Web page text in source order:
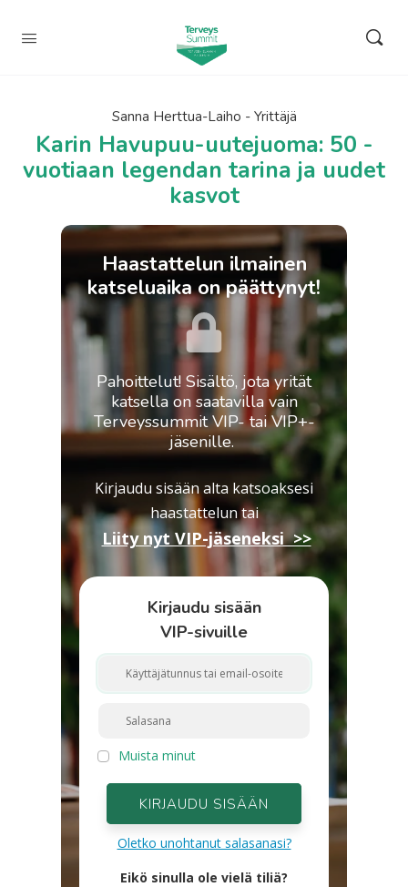
Sanna Herttua-Laiho - Yrittäjä
Karin Havupuu-uutejuoma: 50 -
vuotiaan legendan tarina ja uudet
kasvot
Haastattelun ilmainen
katseluaika on päättynyt!
Pahoittelut! Sisältö, jota yrität
katsella on saatavilla vain
Terveyssummit VIP- tai VIP+-
jäsenille.
Kirjaudu sisään alta katsoaksesi
haastatteluntai
Liity nyt VIP-jäseneksi >>
Kirjaudu sisään
VIP-sivuille
Muista minut
KIRJAUDU SISÄÄN
Oletko unohtanut salasanasi?
Eikö sinulla ole vielä tiliä?